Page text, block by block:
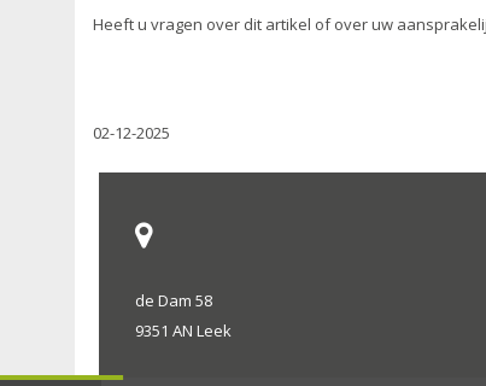
Heeft u vragen over dit artikel of over uw
02-12-2025
de Dam 58
9351 AN Leek